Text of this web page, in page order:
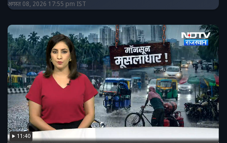
अगस्त 08, 2026 17:55 pm IST
11:40